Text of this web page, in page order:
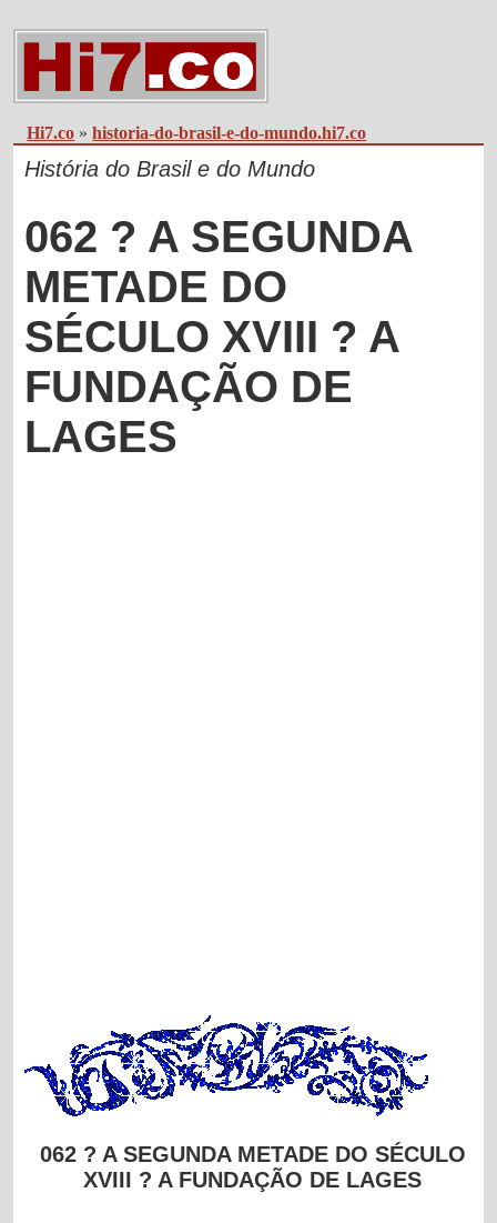
Hi7.co »historia-do-brasil-e-do-mundo.hi7.co
História do Brasil e do Mundo
062 ? A SEGUNDA
METADE DO
SÉCULO XVIII ? A
FUNDAÇÃO DE
LAGES
062 ? A SEGUNDA METADE DO SÉCULO
XVIII ? A FUNDAÇÃO DE LAGES